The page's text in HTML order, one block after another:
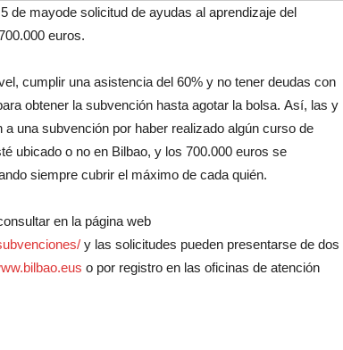
de mayode solicitud de ayudas al aprendizaje del
euros.
cumplir una asistencia del 60% y no tener deudas con
obtener la subvención hasta agotar la bolsa. Así, las y
una subvención por haber realizado algún curso de
ubicado o no en Bilbao, y los 700.000 euros se
siempre cubrir el máximo de cada quién.
en la página web
y las solicitudes pueden presentarse de dos
o por registro en las oficinas de atención